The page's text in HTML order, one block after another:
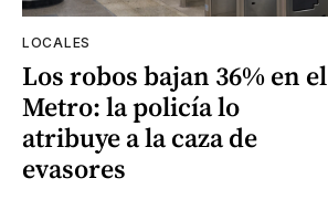
LOCALES
Los robos bajan 36% en el
Metro: la policía lo
atribuye a la caza de
evasores